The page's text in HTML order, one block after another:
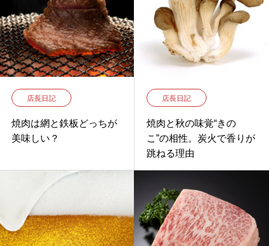
店長日記
焼肉は網と鉄板どっちが
美味しい？
店長日記
焼肉と秋の味覚“きの
こ”の相性。炭火で香りが
跳ねる理由